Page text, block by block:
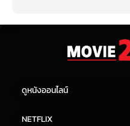
ดูหนังออนไลน์
NETFLIX